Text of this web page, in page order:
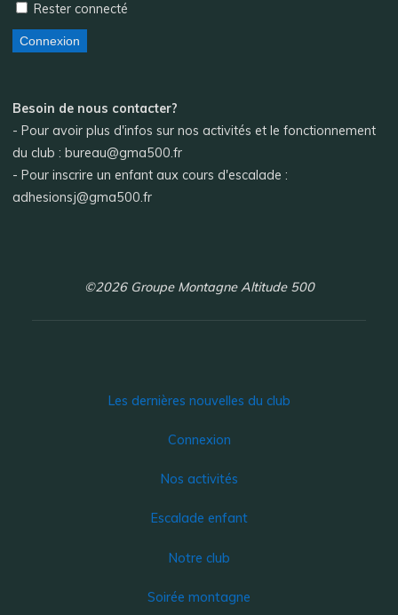
Rester connecté
Connexion
Besoin de nous contacter?
- Pour avoir plus d'infos sur nos activités et le fonctionnement
du club : bureau@gma500.fr
- Pour inscrire un enfant aux cours d'escalade :
adhesionsj@gma500.fr
©2026 Groupe Montagne Altitude 500
Les dernières nouvelles du club
Connexion
Nos activités
Escalade enfant
Notre club
Soirée montagne